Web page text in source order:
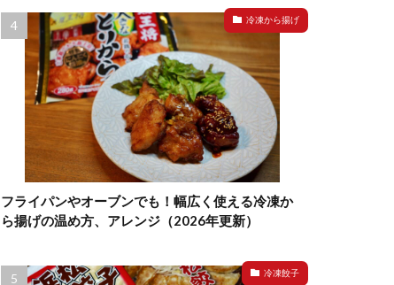
冷凍から揚げ
フライパンやオーブンでも！幅広く使える冷凍か
ら揚げの温め方、アレンジ（2026年更新）
冷凍餃子